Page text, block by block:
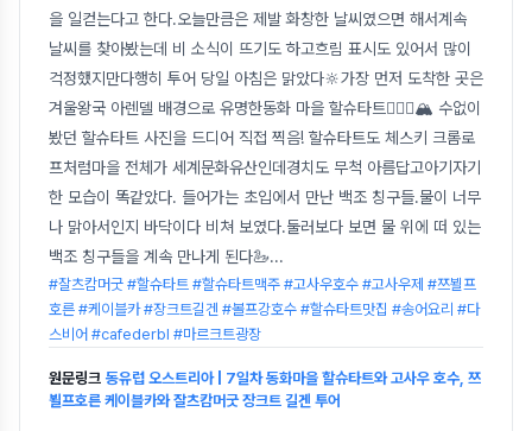
을 일컫는다고 한다.오늘만큼은 제발 화창한 날씨였으면 해서계속
날씨를 찾아봤는데 비 소식이 뜨기도 하고흐림 표시도 있어서 많이
걱정했지만다행히 투어 당일 아침은 맑았다🔆가장 먼저 도착한 곳은
겨울왕국 아렌델 배경으로 유명한동화 마을 할슈타트🧚🏼‍♀️🏔 수없이
봤던 할슈타트 사진을 드디어 직접 찍음! 할슈타트도 체스키 크롬로
프처럼마을 전체가 세계문화유산인데경치도 무척 아름답고아기자기
한 모습이 똑같았다. 들어가는 초입에서 만난 백조 칭구들.물이 너무
나 맑아서인지 바닥이다 비쳐 보였다.둘러보다 보면 물 위에 떠 있는
백조 칭구들을 계속 만나게 된다🦢...
#잘츠캄머굿 #할슈타트 #할슈타트맥주 #고사우호수 #고사우제 #쯔뵐프
호른 #케이블카 #장크트길겐 #볼프강호수 #할슈타트맛집 #송어요리 #다
스비어 #cafederbl #마르크트광장
원문링크 동유럽 오스트리아 | 7일차 동화마을 할슈타트와 고사우 호수, 쯔
뵐프호른 케이블카와 잘츠캄머굿 장크트 길겐 투어